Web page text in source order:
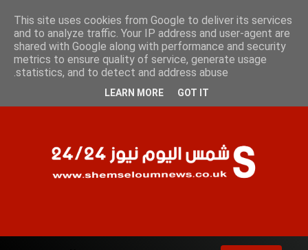
الجمعة 7 أغسطس 2026
الصفحات
This site uses cookies from Google to deliver its services
and to analyze traffic. Your IP address and user-agent are
shared with Google along with performance and security
metrics to ensure quality of service, generate usage
statistics, and to detect and address abuse.
LEARN MORE GOT IT